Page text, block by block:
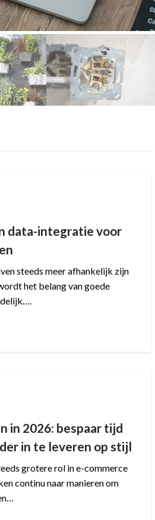
data-integratie voor
steeds meer afhankelijk zijn
het belang van goede
in 2026: bespaar tijd
in te leveren op stijl
grotere rol in e-commerce
continu naar manieren om